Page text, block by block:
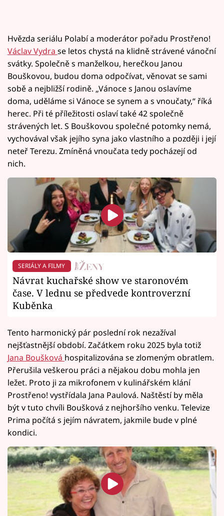
Hvězda seriálu Polabí a moderátor pořadu Prostřeno!
Václav Vydra se letos chystá na klidně strávené vánoční
svátky. Společně s manželkou, herečkou Janou
Bouškovou, budou doma odpočívat, věnovat se sami
sobě a nejbližší rodině. „Vánoce s Janou oslavíme
doma, uděláme si Vánoce se synem a s vnoučaty,“ říká
herec. Při té příležitosti oslaví také 42 společně
strávených let. S Bouškovou společné potomky nemá,
vychovával však jejího syna jako vlastního a později i její
neteř Terezu. Zmíněná vnoučata tedy pocházejí od
nich.
SERIÁLY A FILMY
Návrat kuchařské show ve staronovém
čase. V lednu se předvede kontroverzní
Kuběnka
Tento harmonický pár poslední rok nezažíval
nejšťastnější období. Začátkem roku 2025 byla totiž
Jana Boušková hospitalizována se zlomeným obratlem.
Přerušila veškerou práci a nějakou dobu mohla jen
ležet. Proto ji za mikrofonem v kulinářském klání
Prostřeno! vystřídala Jana Paulová. Naštěstí by měla
být v tuto chvíli Boušková z nejhoršího venku. Televize
Prima počítá s jejím návratem, jakmile bude v plné
kondici.